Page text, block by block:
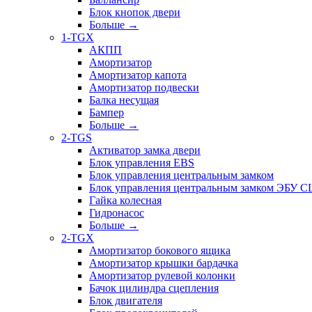
Блок кнопок двери
Больше →
1-TGX
АКПП
Амортизатор
Амортизатор капота
Амортизатор подвески
Балка несущая
Бампер
Больше →
2-TGS
Активатор замка двери
Блок управления EBS
Блок управления центральным замком
Блок управления центральным замком ЭБУ
Гайка колесная
Гидронасос
Больше →
2-TGX
Амортизатор бокового ящика
Амортизатор крышки бардачка
Амортизатор рулевой колонки
Бачок цилиндра сцепления
Блок двигателя